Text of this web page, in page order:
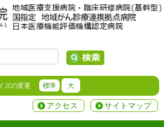
ズの変更 標準 大
サイトマップ
アクセス